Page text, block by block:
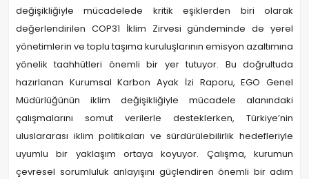
değişikliğiyle mücadelede kritik eşiklerden biri olarak
değerlendirilen COP31 İklim Zirvesi gündeminde de yerel
yönetimlerin ve toplu taşıma kuruluşlarının emisyon azaltımına
yönelik taahhütleri önemli bir yer tutuyor. Bu doğrultuda
hazırlanan Kurumsal Karbon Ayak İzi Raporu, EGO Genel
Müdürlüğünün iklim değişikliğiyle mücadele alanındaki
çalışmalarını somut verilerle desteklerken, Türkiye’nin
uluslararası iklim politikaları ve sürdürülebilirlik hedefleriyle
uyumlu bir yaklaşım ortaya koyuyor. Çalışma, kurumun
çevresel sorumluluk anlayışını güçlendiren önemli bir adım